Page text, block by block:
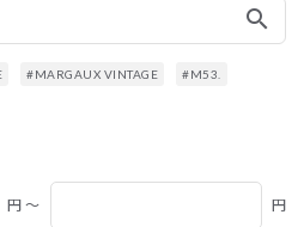
search
#MARGAUX VINTAGE
#M53.
円 ～ 円